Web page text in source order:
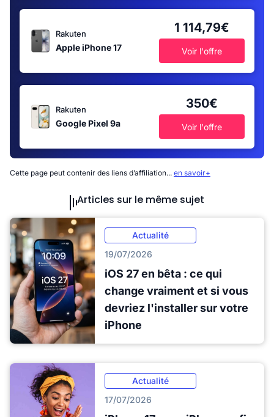
Rakuten
Apple iPhone 17
1 114,79€
Voir l'offre
Rakuten
Google Pixel 9a
350€
Voir l'offre
Cette page peut contenir des liens d’affiliation... en savoir+
Articles sur le même sujet
Actualité
19/07/2026
iOS 27 en bêta : ce qui
change vraiment et si vous
devriez l'installer sur votre
iPhone
Actualité
17/07/2026